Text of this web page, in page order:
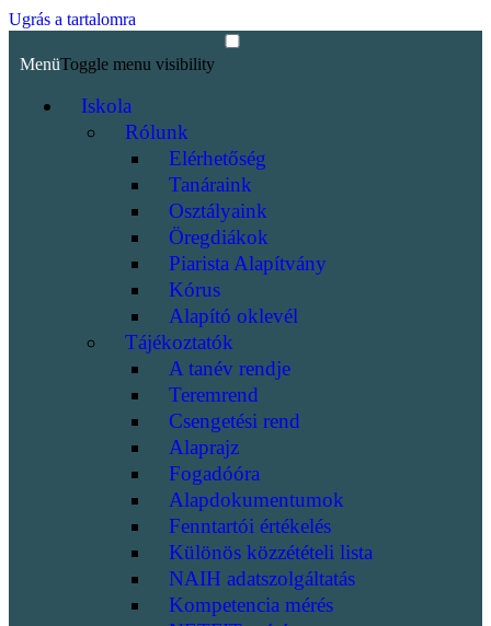
Ugrás a tartalomra
MenüToggle menu visibility
Iskola
Rólunk
Elérhetőség
Tanáraink
Osztályaink
Öregdiákok
Piarista Alapítvány
Kórus
Alapító oklevél
Tájékoztatók
A tanév rendje
Teremrend
Csengetési rend
Alaprajz
Fogadóóra
Alapdokumentumok
Fenntartói értékelés
Különös közzétételi lista
NAIH adatszolgáltatás
Kompetencia mérés